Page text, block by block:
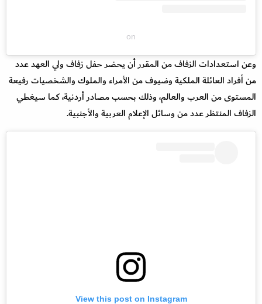
on
وعن استعدادات الزفاف من المقرر أن يحضر حفل زفاف ولي العهد عدد
من أفراد العائلة الملكية وضيوف من الأمراء والملوك والشخصيات رفيعة
المستوى من العرب والعالم، وذلك بحسب مصادر أردنية، كما سيغطي
الزفاف المنتظر عدد من وسائل الإعلام العربية والأجنبية.
View this post on Instagram